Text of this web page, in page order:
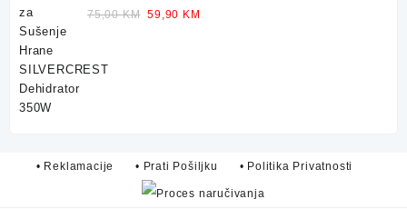
Dehidrator 350W
75,00KM Original
59,90 KM
• Reklamacije • Prati Pošiljku • Politika Privatnosti